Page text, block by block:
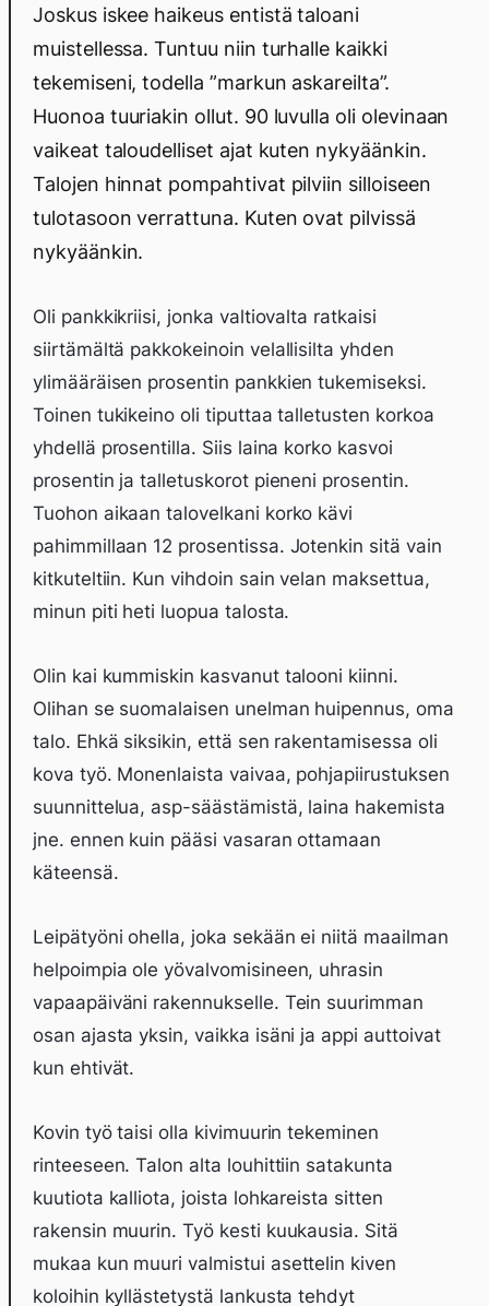
Joskus iskee haikeus entistä taloani
muistellessa. Tuntuu niin turhalle kaikki
tekemiseni, todella ”markun askareilta”.
Huonoa tuuriakin ollut. 90 luvulla oli olevinaan
vaikeat taloudelliset ajat kuten nykyäänkin.
Talojen hinnat pompahtivat pilviin silloiseen
tulotasoon verrattuna. Kuten ovat pilvissä
nykyäänkin.
Oli pankkikriisi, jonka valtiovalta ratkaisi
siirtämältä pakkokeinoin velallisilta yhden
ylimääräisen prosentin pankkien tukemiseksi.
Toinen tukikeino oli tiputtaa talletusten korkoa
yhdellä prosentilla. Siis laina korko kasvoi
prosentin ja talletuskorot pieneni prosentin.
Tuohon aikaan talovelkani korko kävi
pahimmillaan 12 prosentissa. Jotenkin sitä vain
kitkuteltiin. Kun vihdoin sain velan maksettua,
minun piti heti luopua talosta.
Olin kai kummiskin kasvanut talooni kiinni.
Olihan se suomalaisen unelman huipennus, oma
talo. Ehkä siksikin, että sen rakentamisessa oli
kova työ. Monenlaista vaivaa, pohjapiirustuksen
suunnittelua, asp-säästämistä, laina hakemista
jne. ennen kuin pääsi vasaran ottamaan
käteensä.
Leipätyöni ohella, joka sekään ei niitä maailman
helpoimpia ole yövalvomisineen, uhrasin
vapaapäiväni rakennukselle. Tein suurimman
osan ajasta yksin, vaikka isäni ja appi auttoivat
kun ehtivät.
Kovin työ taisi olla kivimuurin tekeminen
rinteeseen. Talon alta louhittiin satakunta
kuutiota kalliota, joista lohkareista sitten
rakensin muurin. Työ kesti kuukausia. Sitä
mukaa kun muuri valmistui asettelin kiven
koloihin kyllästetystä lankusta tehdyt